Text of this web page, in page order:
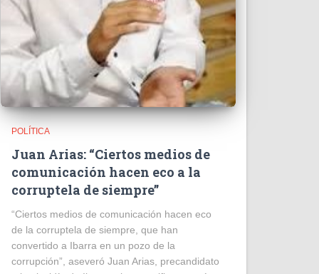
POLÍTICA
Juan Arias: “Ciertos medios de
comunicación hacen eco a la
corruptela de siempre”
“Ciertos medios de comunicación hacen eco
de la corruptela de siempre, que han
convertido a Ibarra en un pozo de la
corrupción”, aseveró Juan Arias, precandidato